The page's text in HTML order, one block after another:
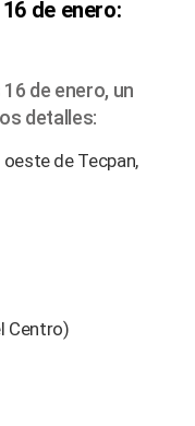
de enero:
de enero, un
detalles:
oeste de Tecpan,
Centro)